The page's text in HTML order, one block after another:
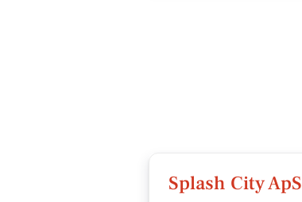
Splash City ApS